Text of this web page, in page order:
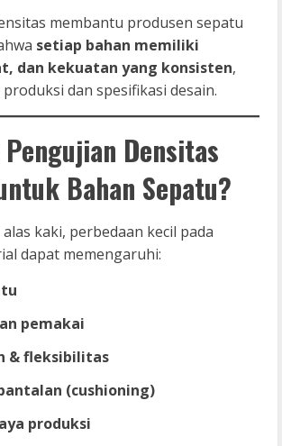
membantu produsen sepatu
setiap bahan memiliki
dan kekuatan yang konsisten,
dan spesifikasi desain.
Pengujian Densitas
Bahan Sepatu?
kaki, perbedaan kecil pada
dapat memengaruhi:
pemakai
& fleksibilitas
(cushioning)
produksi